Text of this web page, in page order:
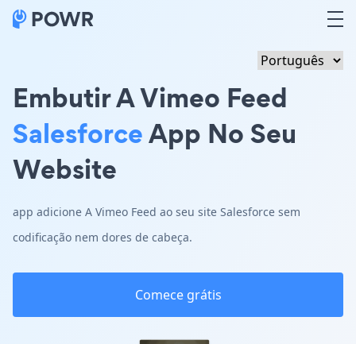
Embutir A Vimeo Feed
SalesforceApp No Seu
Website
app adicione A Vimeo Feed ao seu site Salesforce sem
codificação nem dores de cabeça.
Comece grátis